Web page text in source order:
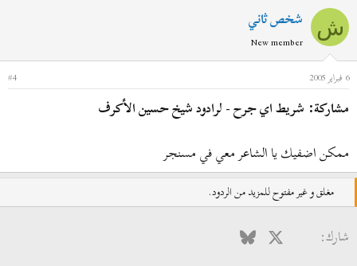
ش شخص ثاني
New member
6 فبراير 2005
#4
مشاركة: شريط اي جرح - لرادود شيخ حسين الأكرف
ممكن اضفيك يا الشاعر معي في مسنجر
مغلق و غير مفتوح للمزيد من الردود.
شارك: فيسبوك
X
Bluesky